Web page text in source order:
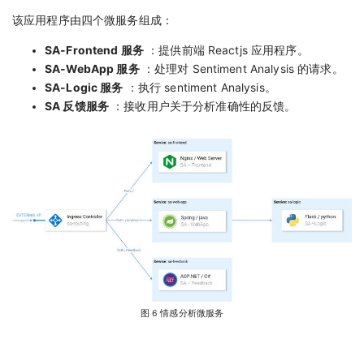
该应用程序由四个微服务组成：
SA-Frontend 服务：提供前端 Reactjs 应用程序。
SA-WebApp 服务：处理对 Sentiment Analysis 的请求。
SA-Logic 服务 ：执行 sentiment Analysis。
SA 反馈服务：接收用户关于分析准确性的反馈。
图 6 情感分析微服务